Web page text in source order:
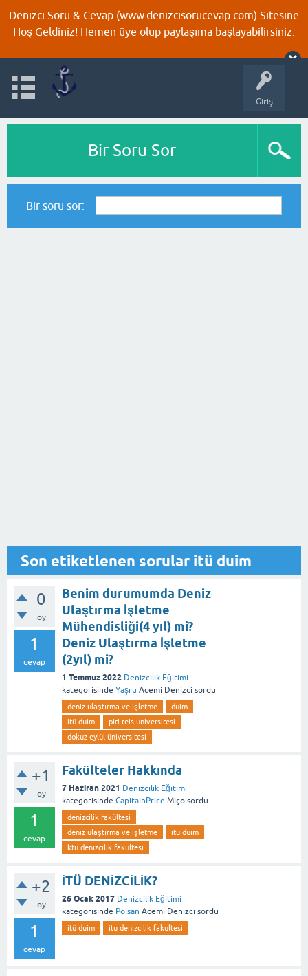
Denizci Soru & Cevap (www.denizcisorucevap.com) Sitesine
Hoş Geldiniz! Hemen üye olup paylaşıma başlayabilirsiniz.
Giriş
Bir Soru Sor
Bir soru sor:
Son etiketlenen sorular itü duim
0
oy
1
cevap
Benim durumumda Deniz
Ulaştırma İşletme
Mühendisliği(4 yıl) mi?
Deniz Ulaştırma İşletme
(2yıl) mi?
1 Temmuz 2022 Denizcilik Eğitimi
kategorisinde Yaşru Acemi Denizci sordu
deniz ulaştırma ve işletme
duim
itü duim
piri reis universitesi
dokuz eylül üniversitesi
+1
oy
1
cevap
Fakülteler Hakkında
7 Haziran 2021 Denizcilik Eğitimi
kategorisinde CapitainPrice Miço sordu
denizcilik fakültesi
deniz ulaştırma ve işletme
itü duim
ktü denizcilik fakultesi
+2
oy
1
cevap
İTÜ DENİZCİLİK?
26 Ocak 2017 Denizcilik Eğitimi
kategorisinde Poisan Acemi Denizci sordu
itü duim itu denizcilik fakultesi